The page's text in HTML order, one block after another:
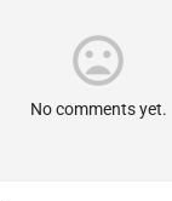
No comments yet.